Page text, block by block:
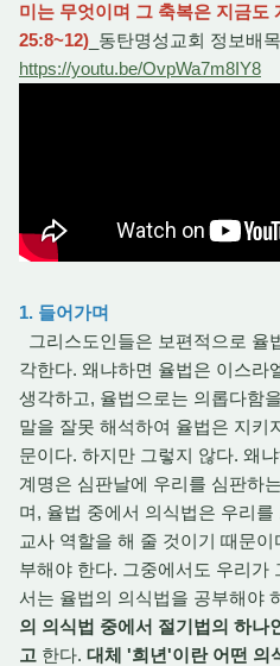
미는 무엇이며 그 축복은 지금도
25:8~12) _동탄명성교회 정보배
https://youtu.be/OvpWa7m8IY8
1. 들어가며
그리스도인들은 보편적으로 율
각한다. 왜냐하면 율법은 이스라
생각하고, 율법으로는 의롭다함
말을 잘못 해석하여 율법은 지키
문이다. 하지만 그렇지 않다. 왜
계명은 심판날에 우리를 심판하
며, 율법 중에서 의식법은 우리
교사 역할을 해 줄 것이기 때문
부해야 한다. 그중에서도 우리가
서는 율법의 의식법을 공부해야
의 의식법 중에서 절기법의 하나
고 한다. 대체 '희년'이란 어떤 의